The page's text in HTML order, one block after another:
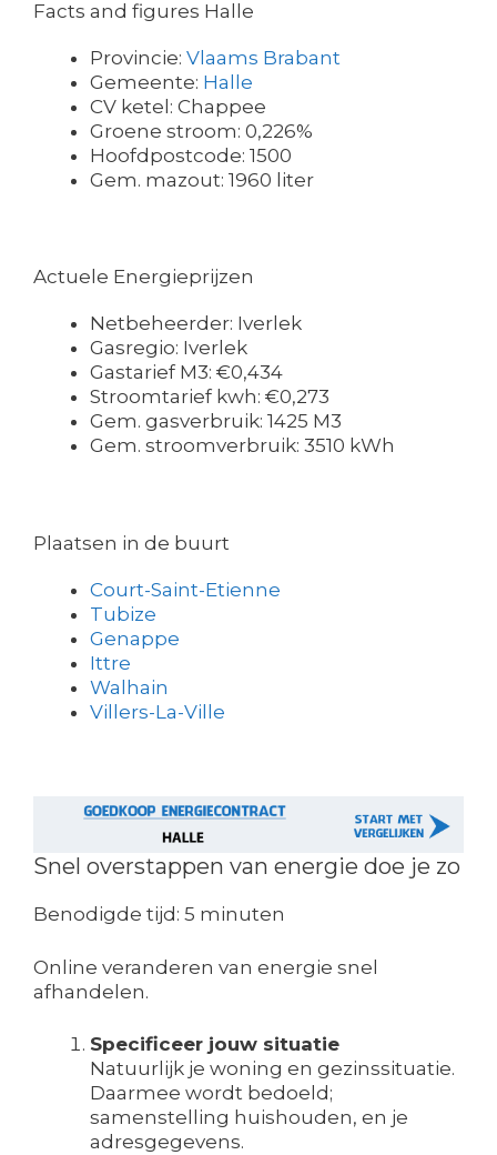
Facts and figures Halle
Provincie: Vlaams Brabant
Gemeente: Halle
CV ketel: Chappee
Groene stroom: 0,226%
Hoofdpostcode: 1500
Gem. mazout: 1960 liter
Actuele Energieprijzen
Netbeheerder: Iverlek
Gasregio: Iverlek
Gastarief M3: €0,434
Stroomtarief kwh: €0,273
Gem. gasverbruik: 1425 M3
Gem. stroomverbruik: 3510 kWh
Plaatsen in de buurt
Court-Saint-Etienne
Tubize
Genappe
Ittre
Walhain
Villers-La-Ville
Snel overstappen van energie doe je zo
Benodigde tijd: 5 minuten
Online veranderen van energie snel
afhandelen.
Specificeer jouw situatie
Natuurlijk je woning en gezinssituatie.
Daarmee wordt bedoeld;
samenstelling huishouden, en je
adresgegevens.